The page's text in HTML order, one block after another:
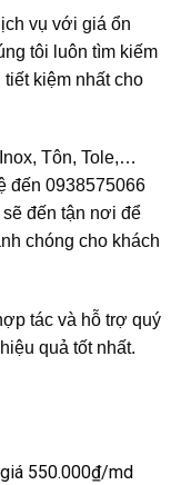
vụ với giá ổn
tôi luôn tìm kiếm
kiệm nhất cho
Tôn, Tole,…
đến 0938575066
đến tận nơi để
chóng cho khách
tác và hỗ trợ quý
quả tốt nhất.
550.000₫/md